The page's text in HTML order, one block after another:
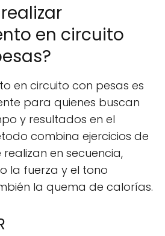
en circuito
en circuito con pesas es
para quienes buscan
y resultados en el
combina ejercicios de
en secuencia,
la fuerza y el tono
la quema de calorías.